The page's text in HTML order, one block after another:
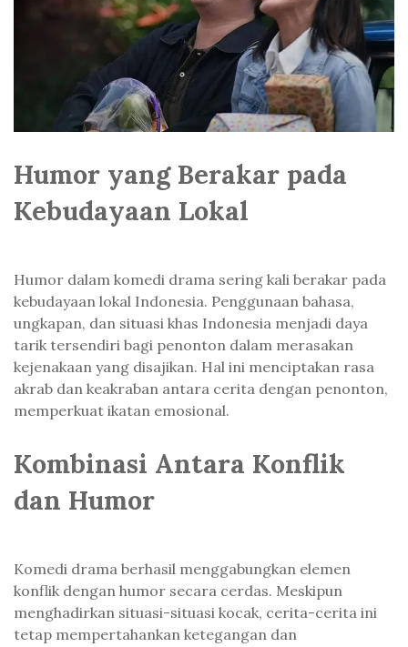
Humor yang Berakar pada
Kebudayaan Lokal
Humor dalam komedi drama sering kali berakar pada
kebudayaan lokal Indonesia. Penggunaan bahasa,
ungkapan, dan situasi khas Indonesia menjadi daya
tarik tersendiri bagi penonton dalam merasakan
kejenakaan yang disajikan. Hal ini menciptakan rasa
akrab dan keakraban antara cerita dengan penonton,
memperkuat ikatan emosional.
Kombinasi Antara Konflik
dan Humor
Komedi drama berhasil menggabungkan elemen
konflik dengan humor secara cerdas. Meskipun
menghadirkan situasi-situasi kocak, cerita-cerita ini
tetap mempertahankan ketegangan dan